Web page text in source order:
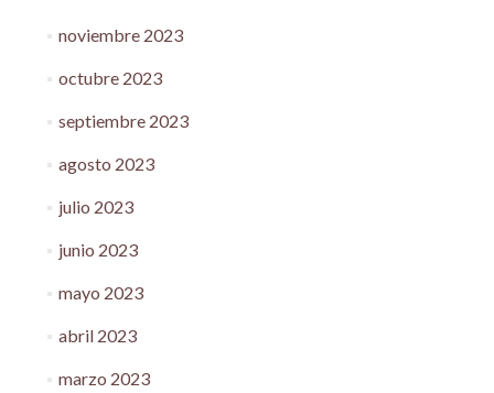
noviembre 2023
octubre 2023
septiembre 2023
agosto 2023
julio 2023
junio 2023
mayo 2023
abril 2023
marzo 2023